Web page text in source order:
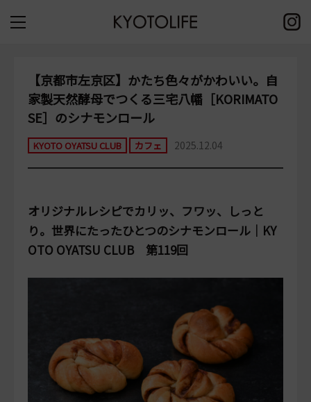
【京都市左京区】かたち色々がかわいい。自
家製天然酵母でつくる三宅八幡［KORIMATO
SE］のシナモンロール
KYOTO OYATSU CLUB カフェ 2025.12.04
オリジナルレシピでカリッ、フワッ、しっと
り。世界にたったひとつのシナモンロール｜KY
OTO OYATSU CLUB 第119回